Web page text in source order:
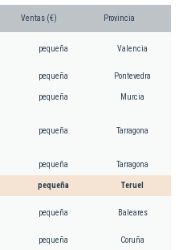
Ventas (€) Provincia
pequeña Valencia
pequeña Pontevedra
pequeña Murcia
pequeña Tarragona
pequeña Tarragona
pequeña Teruel
pequeña Baleares
pequeña Coruña